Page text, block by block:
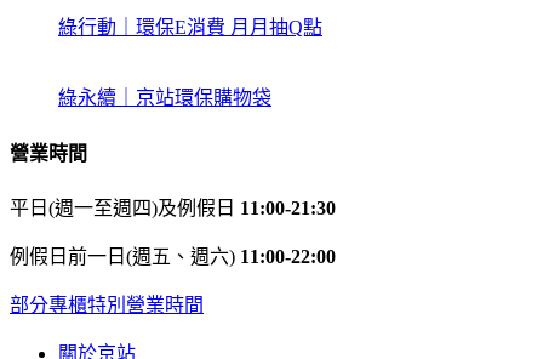
綠行動｜環保E消費 月月抽Q點
綠永續｜京站環保購物袋
營業時間
平日(週一至週四)及例假日 11:00-21:30
例假日前一日(週五、週六) 11:00-22:00
部分專櫃特別營業時間
關於京站